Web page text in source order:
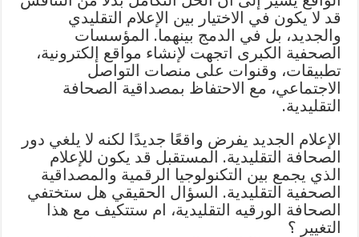
قد لا يكون في الاختيار بين الإعلام التقليدي
والجديد، بل في الدمج بينهما. المؤسسات
الصحفية الكبرى اتجهت لإنشاء مواقع إلكترونية،
تطبيقات، وقنوات على منصات التواصل
الاجتماعي، مع الاحتفاظ بمصداقية الصحافة
التقليدية.
الإعلام الجديد يفرض واقعًا جديدًا لكنه لا يلغي دور
الصحافة التقليدية. المستقبل قد يكون للإعلام
الذي يجمع بين التكنولوجيا الرقمية والمصداقية
الصحفية التقليدية. السؤال الحقيقي هل ستختفي
الصحافة الورقيه التقليدية، ام ستتكيف مع هذا
التغيير ؟